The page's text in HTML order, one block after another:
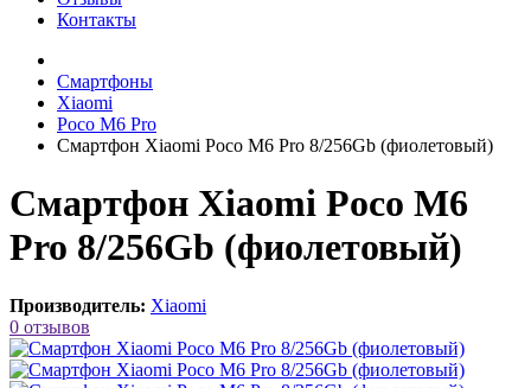
Контакты
Смартфоны
Xiaomi
Poco M6 Pro
Смартфон Xiaomi Poco M6 Pro 8/256Gb (фиолетовый)
Смартфон Xiaomi Poco M6
Pro 8/256Gb (фиолетовый)
Производитель: Xiaomi
0 отзывов